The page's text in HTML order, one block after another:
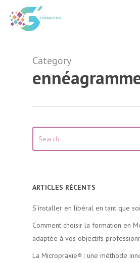
Category
ARTICLES RÉCENTS
S’installer en libéral en tant que
Comment choisir la formation en
adaptée à vos objectifs
La Micropraxie® : une méthode